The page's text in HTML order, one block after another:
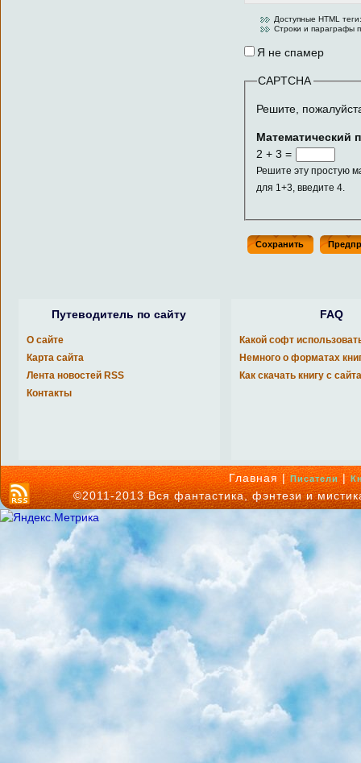
Доступные HTML
Строки и параграфы
Я не спамер
CAPTCHA
Решите,
Математический
2 + 3 =
Решите эту простую
для 1+3, введите 4.
Путеводитель по сайту
О сайте
Карта сайта
Лента новостей RSS
Контакты
FAQ
Какой софт
Немного о форматах
Как скачать книгу с
Главная |Писатели|
©2011-2013 Вся фантастика, фэнтези и